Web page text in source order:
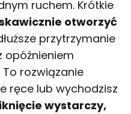
ruchem. Krótkie
otworzyć
przytrzymanie
opóźnieniem
rozwiązanie
ręce lub wychodzisz
wystarczy,